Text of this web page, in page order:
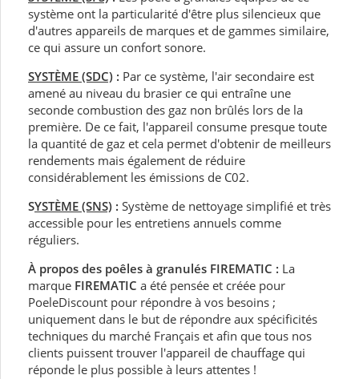
système ont la particularité d'être plus silencieux que
d'autres appareils de marques et de gammes similaire,
ce qui assure un confort sonore.
SYSTÈME (SDC) : Par ce système, l'air secondaire est
amené au niveau du brasier ce qui entraîne une
seconde combustion des gaz non brûlés lors de la
première. De ce fait, l'appareil consume presque toute
la quantité de gaz et cela permet d'obtenir de meilleurs
rendements mais également de réduire
considérablement les émissions de C02.
SYSTÈME (SNS) : Système de nettoyage simplifié et très
accessible pour les entretiens annuels comme
réguliers.
À propos des poêles à granulés FIREMATIC : La
marque FIREMATIC a été pensée et créée pour
PoeleDiscount pour répondre à vos besoins ;
uniquement dans le but de répondre aux spécificités
techniques du marché Français et afin que tous nos
clients puissent trouver l'appareil de chauffage qui
réponde le plus possible à leurs attentes !